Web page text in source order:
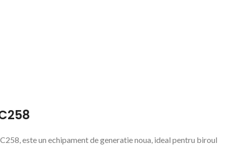
este un echipament de generatie noua, ideal pentru biroul